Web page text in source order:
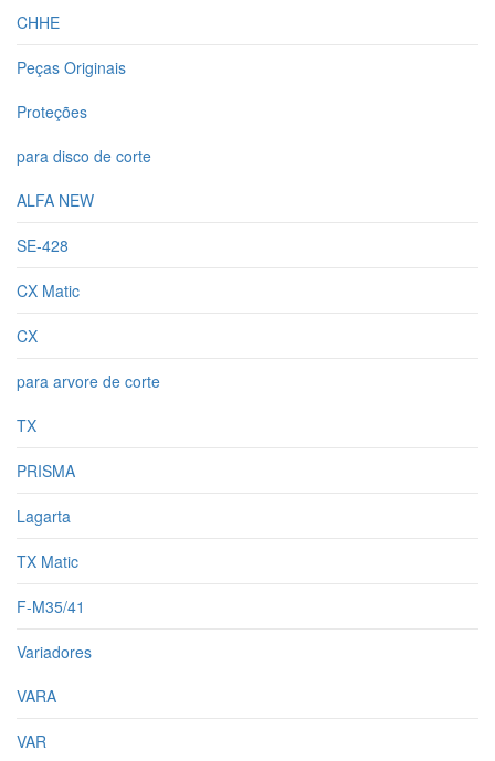
CHHE
Peças Originais
Proteções
para disco de corte
ALFA NEW
SE-428
CX Matic
CX
para arvore de corte
TX
PRISMA
Lagarta
TX Matic
F-M35/41
Variadores
VARA
VAR